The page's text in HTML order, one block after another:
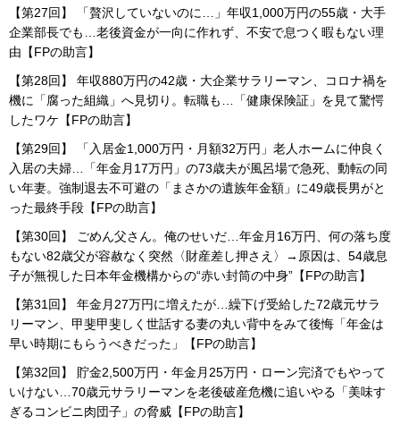
【第27回】 「贅沢していないのに…」年収1,000万円の55歳・大手
企業部長でも…老後資金が一向に作れず、不安で息つく暇もない理
由【FPの助言】
【第28回】 年収880万円の42歳・大企業サラリーマン、コロナ禍を
機に「腐った組織」へ見切り。転職も…「健康保険証」を見て驚愕
したワケ【FPの助言】
【第29回】 「入居金1,000万円・月額32万円」老人ホームに仲良く
入居の夫婦…「年金月17万円」の73歳夫が風呂場で急死、動転の同
い年妻。強制退去不可避の「まさかの遺族年金額」に49歳長男がと
った最終手段【FPの助言】
【第30回】 ごめん父さん。俺のせいだ…年金月16万円、何の落ち度
もない82歳父が容赦なく突然〈財産差し押さえ〉→原因は、54歳息
子が無視した日本年金機構からの“赤い封筒の中身”【FPの助言】
【第31回】 年金月27万円に増えたが…繰下げ受給した72歳元サラ
リーマン、甲斐甲斐しく世話する妻の丸い背中をみて後悔「年金は
早い時期にもらうべきだった」【FPの助言】
【第32回】 貯金2,500万円・年金月25万円・ローン完済でもやって
いけない…70歳元サラリーマンを老後破産危機に追いやる「美味す
ぎるコンビニ肉団子」の脅威【FPの助言】